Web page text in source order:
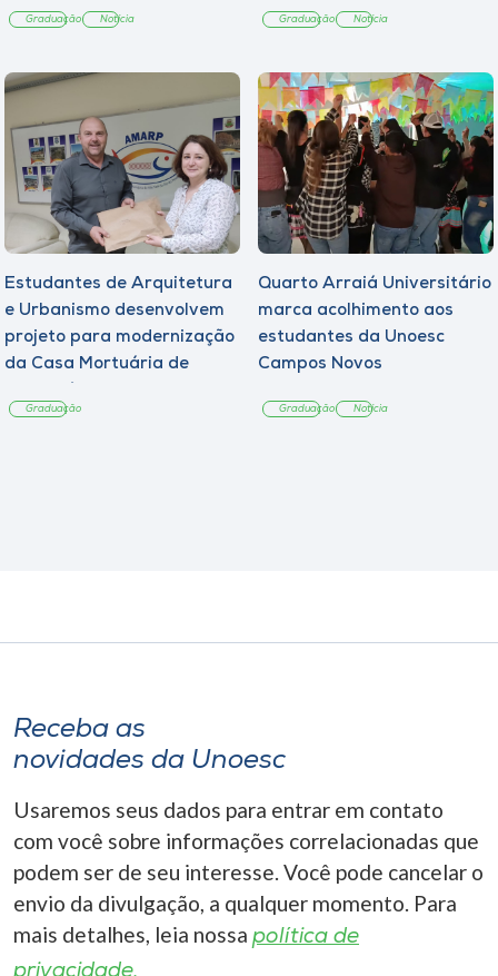
Graduação Notícia Graduação Notícia
Estudantes de Arquitetura
e Urbanismo desenvolvem
projeto para modernização
da Casa Mortuária de
Graduação
Quarto Arraiá Universitário
marca acolhimento aos
estudantes da Unoesc
Campos Novos
Graduação Notícia
Receba as
novidades da Unoesc
Usaremos seus dados para entrar em contato
com você sobre informações correlacionadas que
podem ser de seu interesse. Você pode cancelar o
envio da divulgação, a qualquer momento. Para
mais detalhes, leia nossa política de
privacidade.